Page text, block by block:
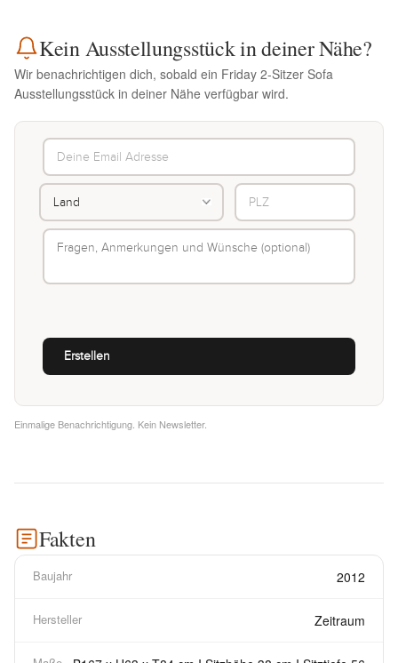
Kein Ausstellungsstück in deiner Nähe?
Wir benachrichtigen dich, sobald ein Friday 2-Sitzer Sofa
Ausstellungsstück in deiner Nähe verfügbar wird.
Einmalige Benachrichtigung. Kein Newsletter.
Fakten
Baujahr 2012
Hersteller Zeitraum